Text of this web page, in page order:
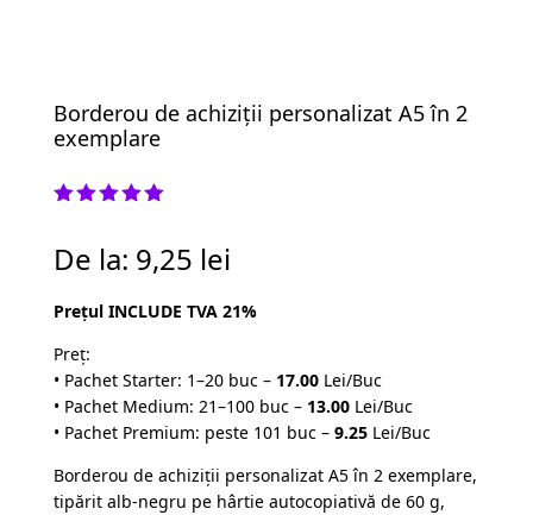
Borderou de achiziții personalizat A5 în 2
exemplare
pe baza
unei
evaluări
De la: 9,25 lei
Prețul INCLUDE TVA 21%
Preț:
• Pachet Starter: 1–20 buc – 17.00Lei/Buc
• Pachet Medium: 21–100 buc – 13.00Lei/Buc
• Pachet Premium: peste 101 buc – 9.25Lei/Buc
Borderou de achiziții personalizat A5 în 2 exemplare,
tipărit alb-negru pe hârtie autocopiativă de 60 g,